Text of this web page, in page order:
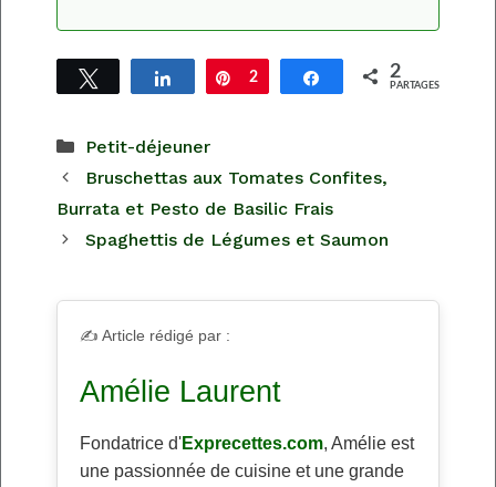
Tweetez Partagez Épingle
2 Partagez2
PARTAGES
Catégories
Petit-déjeuner
Bruschettas aux Tomates Confites,
Burrata et Pesto de Basilic Frais
Spaghettis de Légumes et Saumon
✍️ Article rédigé par :
Amélie Laurent
Fondatrice d'Exprecettes.com, Amélie est
une passionnée de cuisine et une grande